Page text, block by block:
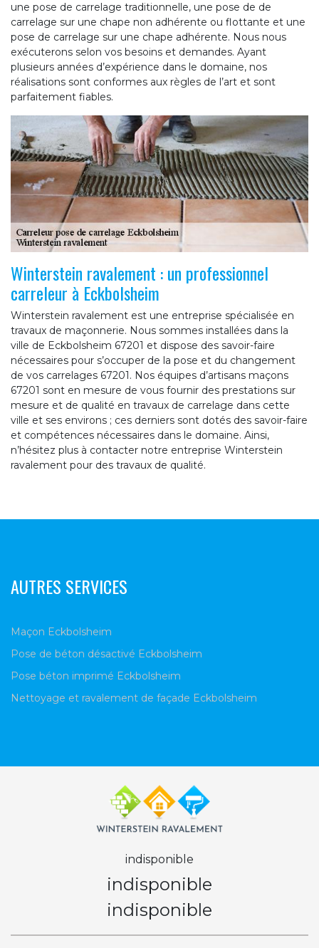
une pose de carrelage traditionnelle, une pose de de
carrelage sur une chape non adhérente ou flottante et une
pose de carrelage sur une chape adhérente. Nous nous
exécuterons selon vos besoins et demandes. Ayant
plusieurs années d’expérience dans le domaine, nos
réalisations sont conformes aux règles de l’art et sont
parfaitement fiables.
Winterstein ravalement : un professionnel
carreleur à Eckbolsheim
Winterstein ravalement est une entreprise spécialisée en
travaux de maçonnerie. Nous sommes installées dans la
ville de Eckbolsheim 67201 et dispose des savoir-faire
nécessaires pour s’occuper de la pose et du changement
de vos carrelages 67201. Nos équipes d’artisans maçons
67201 sont en mesure de vous fournir des prestations sur
mesure et de qualité en travaux de carrelage dans cette
ville et ses environs ; ces derniers sont dotés des savoir-faire
et compétences nécessaires dans le domaine. Ainsi,
n’hésitez plus à contacter notre entreprise Winterstein
ravalement pour des travaux de qualité.
AUTRES SERVICES
Maçon Eckbolsheim
Pose de béton désactivé Eckbolsheim
Pose béton imprimé Eckbolsheim
Nettoyage et ravalement de façade Eckbolsheim
indisponible
indisponible
indisponible